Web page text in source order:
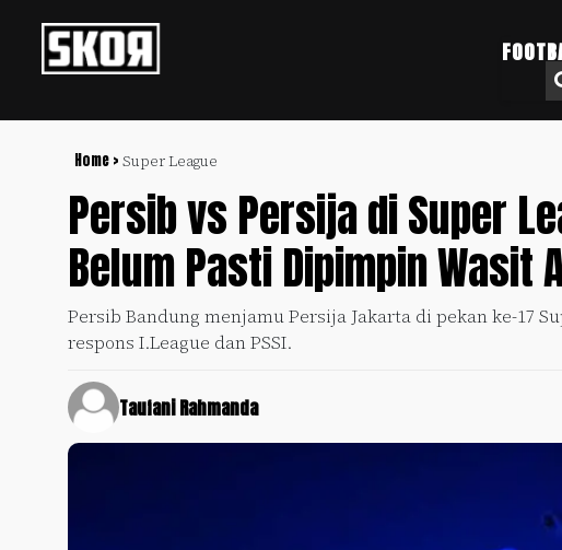
Home > Super League
Persib vs Persija di Super
Belum Pasti Dipimpin Wasit
Persib Bandung menjamu Persija Jakarta di pekan ke-17
respons I.League dan PSSI.
Taufani Rahmanda
Football +
Culture +
Sports
Update
+
Timnas
SKOR
Policy
Pedoman
Pemberitaan
Media
Disclaimer
Kami